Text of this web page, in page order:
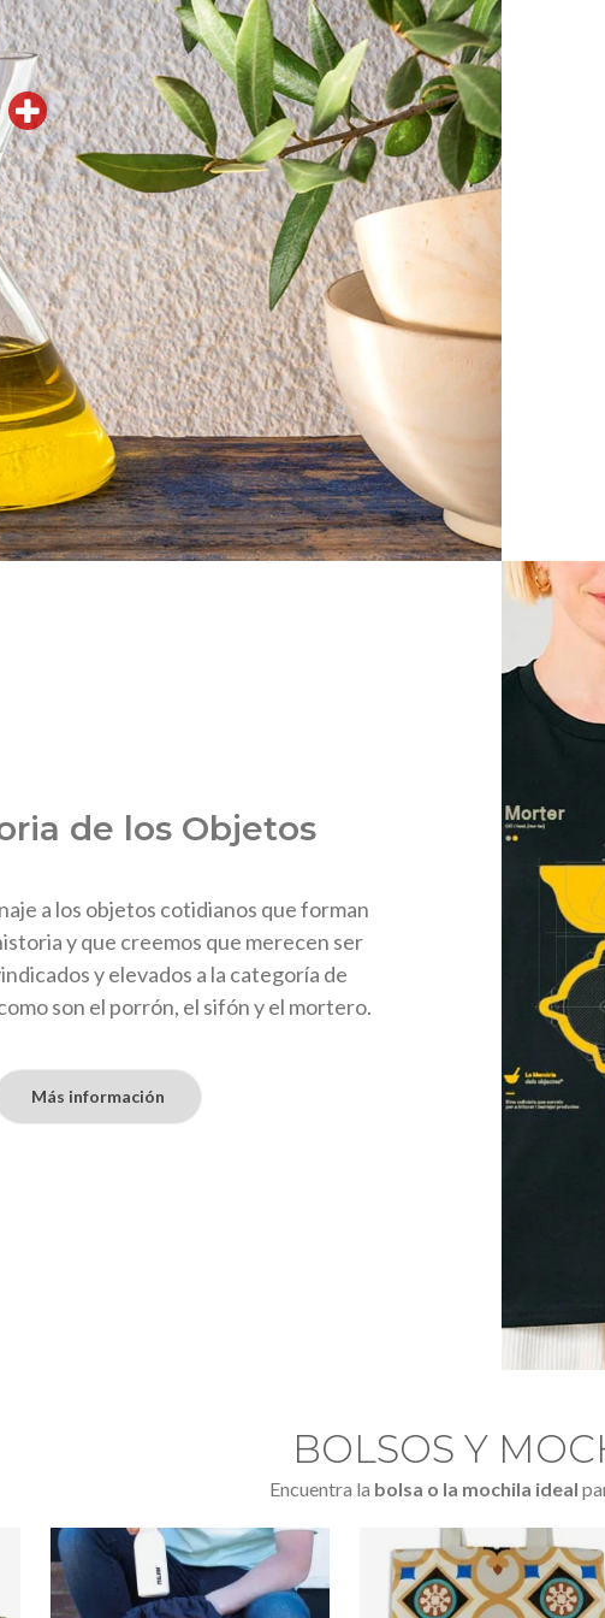
de los Objetos
a los objetos cotidianos que forman
y que creemos que merecen ser
y elevados a la categoría de
son el porrón, el sifón y el mortero.
Más información
BOLSOS Y
Encuentra la bolsa o la mochila ideal